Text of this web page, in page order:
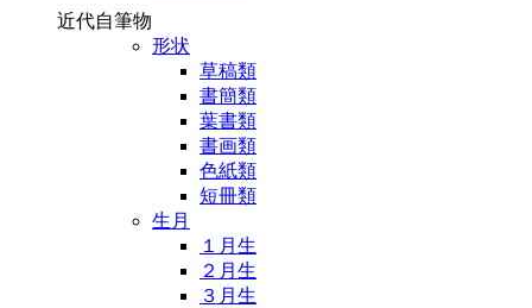
近代自筆物
形状
草稿類
書簡類
葉書類
書画類
色紙類
短冊類
生月
１月生
２月生
３月生